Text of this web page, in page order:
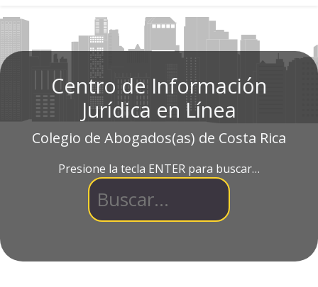
Centro de Información
Jurídica en Línea
Colegio de Abogados(as) de Costa Rica
Presione la tecla ENTER para buscar…